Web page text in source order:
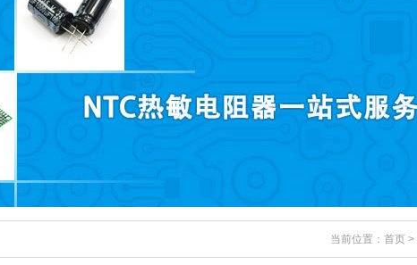
当前位置： 首页 >